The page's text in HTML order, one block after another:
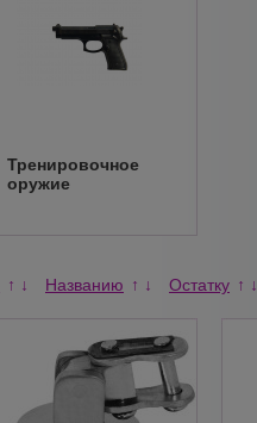
Тренировочное
оружие
↑ ↓ Названию ↑ ↓ Остатку ↑ ↓